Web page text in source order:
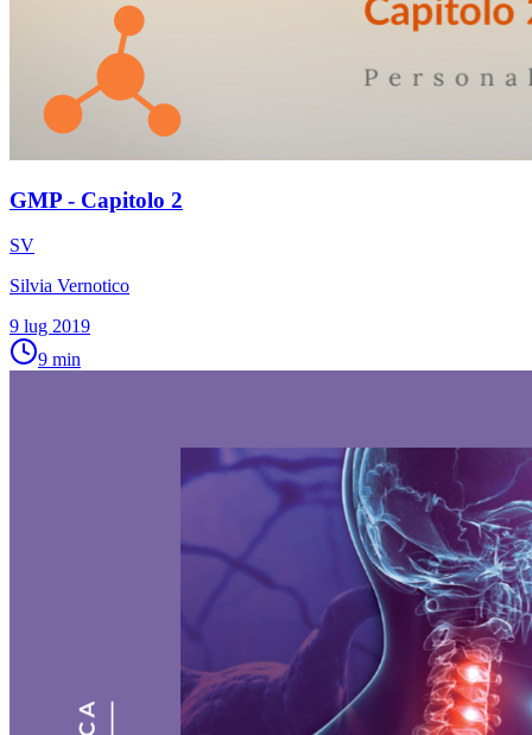
GMP - Capitolo 2
SV
Silvia Vernotico
9 lug 2019
9 min